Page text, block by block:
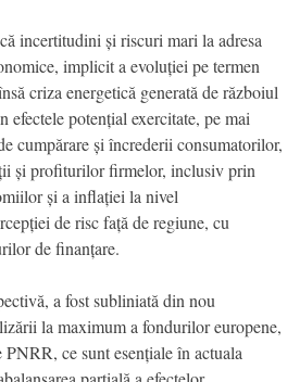
incertitudini și riscuri mari la adresa
implicit a evoluției pe termen
criza energetică generată de războiul
potențial exercitate, pe mai
cumpărare și încrederii consumatorilor,
și profiturilor firmelor, inclusiv prin
și a inflației la nivel
de risc față de regiune, cu
de finanțare.
a fost subliniată din nou
la maximum a fondurilor europene,
ce sunt esențiale în actuala